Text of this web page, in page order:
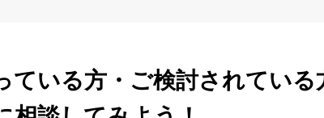
ている方・ご検討されている